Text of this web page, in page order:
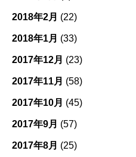
2018年2月 (22)
2018年1月 (33)
2017年12月 (23)
2017年11月 (58)
2017年10月 (45)
2017年9月 (57)
2017年8月 (25)